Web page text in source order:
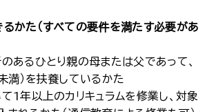
るかた（すべての要件を満たす必要があ
あるひとり親の母または父であって、
満）を扶養しているかた
1年以上のカリキュラムを修業し、対象